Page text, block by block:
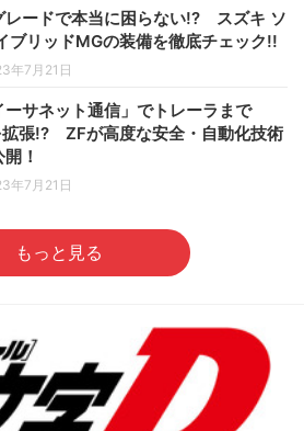
レードで本当に困らない!? スズキ ソ
ブリッドMGの装備を徹底チェック!!
年7月21日
ーサネット通信」でトレーラまで
張!? ZFが高度な安全・自動化技術
！
年7月21日
もっと見る